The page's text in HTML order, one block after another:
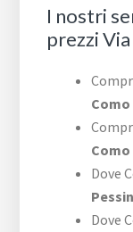
I nostri
prezzi
Como
Como
Dove
Dove